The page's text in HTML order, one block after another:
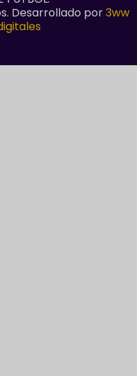
Desarrollado por3ww